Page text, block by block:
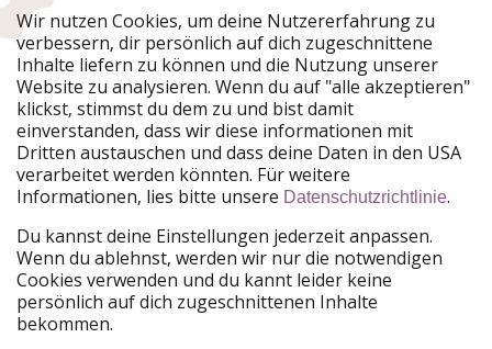
Urlaubspiraten ist Teil der HolidayPirates Group
Unsere Märkte
PiratinViaggio
HolidayPirates
VakantiePiraten
WakacyjniPiraci
VoyagesPirates
Ferienpiraten
Urlaubspiraten
ViajerosPiratas
TravelPirates
HolidayPirates Group
Lerne uns kennen
Über uns
Rechtliches
Wir nutzen Cookies, um deine Nutzererfahrung zu
verbessern, dir persönlich auf dich zugeschnittene
Inhalte liefern zu können und die Nutzung unserer
Website zu analysieren. Wenn du auf "alle akzeptieren"
klickst, stimmst du dem zu und bist damit
einverstanden, dass wir diese informationen mit
Dritten austauschen und dass deine Daten in den USA
verarbeitet werden könnten. Für weitere
Informationen, lies bitte unsere Datenschutzrichtlinie.
Du kannst deine Einstellungen jederzeit anpassen.
Wenn du ablehnst, werden wir nur die notwendigen
Cookies verwenden und du kannt leider keine
persönlich auf dich zugeschnittenen Inhalte
bekommen.